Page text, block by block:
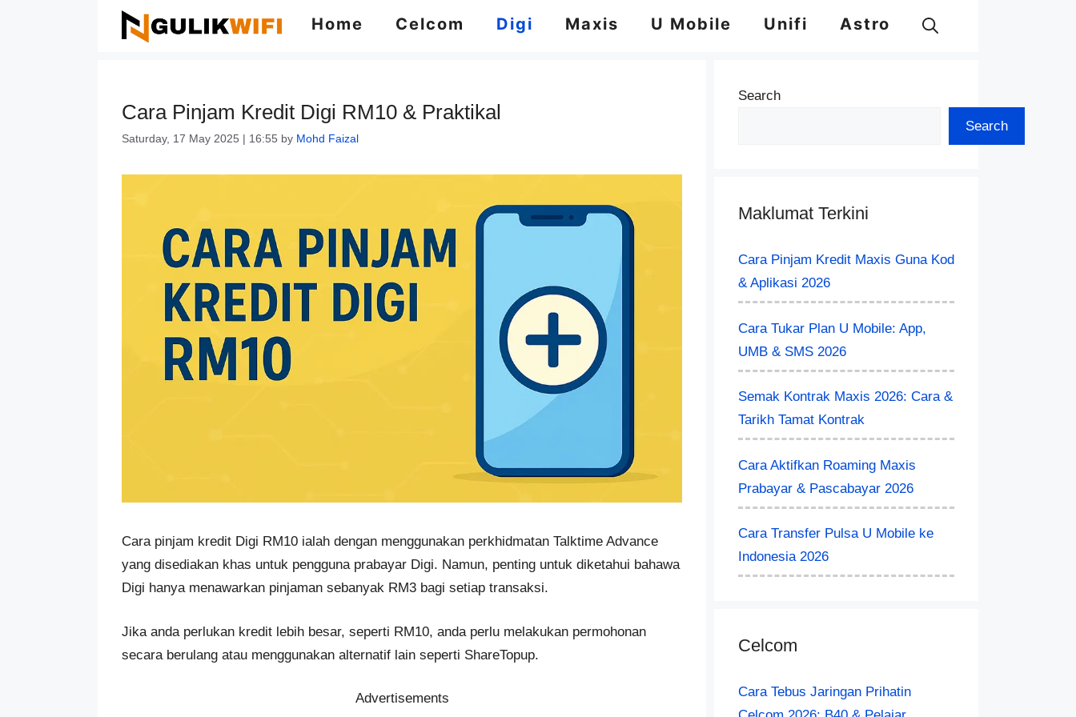
Home Celcom Digi Maxis U Mobile Unifi Astro
Cara Pinjam Kredit Digi RM10 & Praktikal
Saturday, 17 May 2025 | 16:55 by Mohd Faizal
Cara pinjam kredit Digi RM10 ialah dengan menggunakan perkhidmatan Talktime Advance
yang disediakan khas untuk pengguna prabayar Digi. Namun, penting untuk diketahui bahawa
Digi hanya menawarkan pinjaman sebanyak RM3 bagi setiap transaksi.
Jika anda perlukan kredit lebih besar, seperti RM10, anda perlu melakukan permohonan
secara berulang atau menggunakan alternatif lain seperti ShareTopup.
Advertisements
Search
Search
Maklumat Terkini
Cara Pinjam Kredit Maxis Guna Kod
& Aplikasi 2026
Cara Tukar Plan U Mobile: App,
UMB & SMS 2026
Semak Kontrak Maxis 2026: Cara &
Tarikh Tamat Kontrak
Cara Aktifkan Roaming Maxis
Prabayar & Pascabayar 2026
Cara Transfer Pulsa U Mobile ke
Indonesia 2026
Celcom
Cara Tebus Jaringan Prihatin